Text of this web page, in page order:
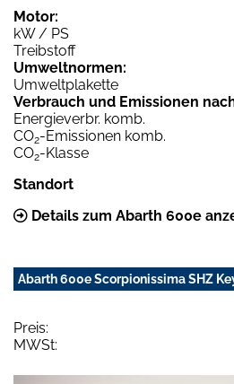
Motor:
kW / PS
Treibstoff
Umweltnormen:
Umweltplakette
Verbrauch und Emissionen
Energieverbr. komb.
CO2-Emissionen komb.
CO2-Klasse
Standort
Details zum Abarth 600e
Abarth 600e Scorpionissima SHZ
Preis:
MWSt: